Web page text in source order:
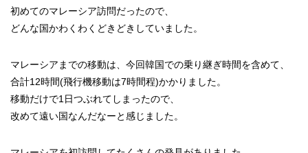
初めてのマレーシア訪問だったので、
どんな国かわくわくどきどきしていました。
マレーシアまでの移動は、今回韓国での乗り継ぎ時間を含めて、
合計12時間(飛行機移動は7時間程)かかりました。
移動だけで1日つぶれてしまったので、
改めて遠い国なんだなーと感じました。